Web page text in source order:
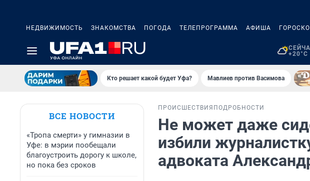
НЕДВИЖИМОСТЬ ЗНАКОМСТВА ПОГОДА ТЕЛЕПРОГРАММА АФИША
+20°C
Кто решает какой будет Уфа? Мавлиев против Васимова
ВСЕ НОВОСТИ
«Тропа смерти» у гимназии в
Уфе: в мэрии пообещали
благоустроить дорогу к школе,
но пока без сроков
ПРОИСШЕСТВИЯ ПОДРОБНОСТИ
Не может даже
избили
адвоката